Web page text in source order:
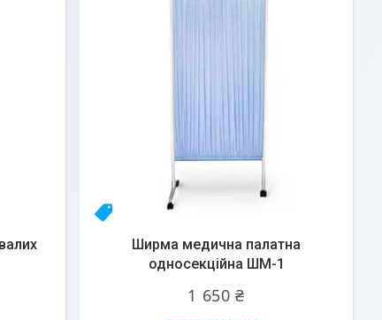
Ширма медична палатна
односекційна ШМ-1
1 650 ₴